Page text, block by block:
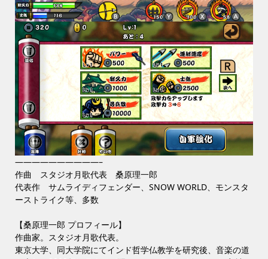
——————————–
作曲 スタジオ月歌代表 桑原理一郎
代表作 サムライディフェンダー、SNOW WORLD、モンスタ
ーストライク等、多数
【桑原理一郎 プロフィール】
作曲家。スタジオ月歌代表。
東京大学、同大学院にてインド哲学仏教学を研究後、音楽の道